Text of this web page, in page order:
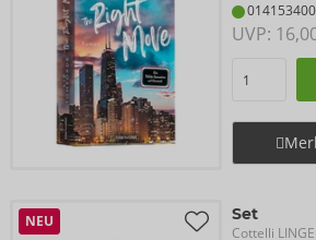
UVP:
NEU Set
Cottelli